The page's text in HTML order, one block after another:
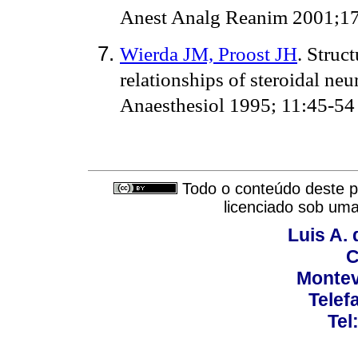
Anest Analg Reanim
Wierda JM, Proost JH.
relationships of steroidal
Anaesthesiol 1995; 11:45-54
Todo o conteúdo deste
licenciado sob
Luis A.